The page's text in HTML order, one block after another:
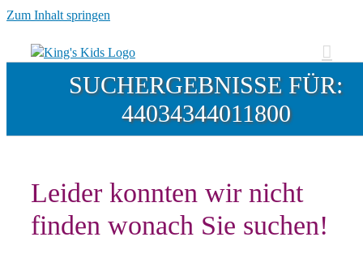
Zum Inhalt springen
SUCHERGEBNISSE FÜR:
44034344011800
Leider konnten wir nicht
finden wonach Sie suchen!